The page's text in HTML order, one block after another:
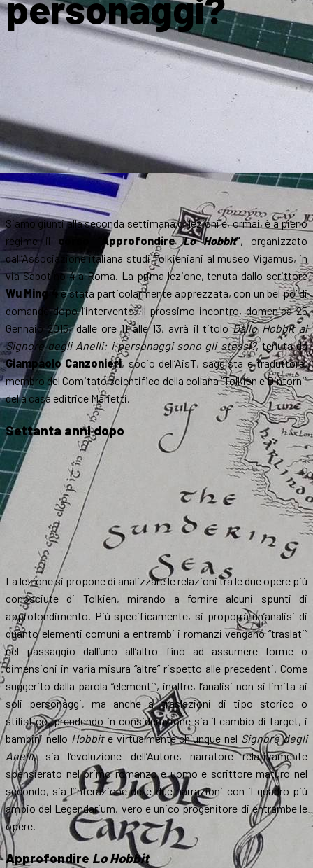
Siamo giunti alla seconda settimana di lezioni e, ormai, è a pieno
regime il corso “ApprofondireLo Hobbit”, organizzato
dall’Associazione italiana studi Tolkieniani al museo Vigamus, in
via Sabotino 4 a Roma. La prima lezione, tenuta dallo scrittore
Wu Ming 4è stata particolarmente apprezzata, con un bel po’ di
domande dopo l’intervento. Il prossimo incontro, domenica 25
Gennaio 2015, dalle ore 11 alle 13, avrà il titoloDallo Hobbit al
Signore degli Anelli: i personaggi sono gli stessi?, tenuta da
Giampaolo Canzonieri, socio dell’AisT, saggista e traduttore,
membro del Comitato scientifico della collana “Tolkien e Dintorni”
della casa editrice Marietti.
Settanta anni dopo
La lezione si propone di analizzare le relazioni tra le due opere più
conosciute di Tolkien, mirando a fornire alcuni spunti di
approfondimento. Più specificamente, si proporrà un’analisi di
quanto elementi comuni a entrambi i romanzi vengano “traslati”
nel passaggio dall’uno all’altro fino ad assumere forme o
dimensioni in varia misura “altre” rispetto alle precedenti. Come
suggerito dalla parola “elementi”, inoltre, l’analisi non si limita ai
soli personaggi, ma anche a traslazioni di tipo storico o
stilistico, prendendo in considerazione sia il cambio di target, i
bambini nello Hobbite virtualmente chiunque nel Signore degli
Anelli, sia l’evoluzione dell’Autore, narratore relativamente
spensierato nel primo romanzo e uomo e scrittore maturo nel
secondo, sia l’interazione delle due narrazioni con il quadro più
ampio del Legendarium, vero e unico progenitore di entrambe le
opere.
Approfondire Lo Hobbit